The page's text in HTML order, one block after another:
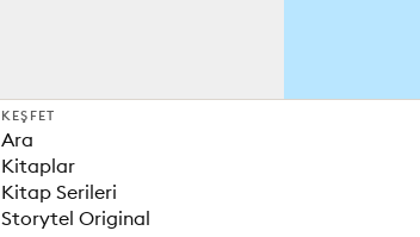
KEŞFET
Ara
Kitaplar
Kitap Serileri
Storytel Original